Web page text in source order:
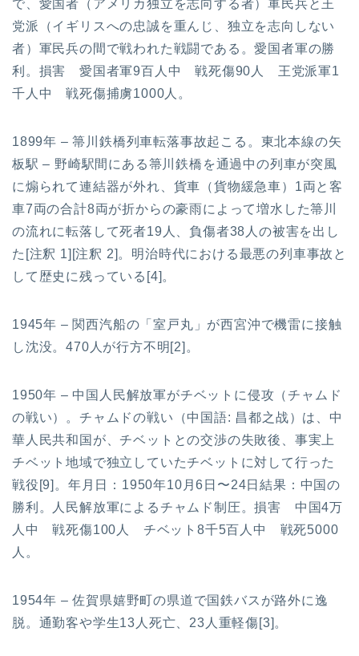
で、愛国者（アメリカ独立を志向する者）軍民兵と王
党派（イギリスへの忠誠を重んじ、独立を志向しない
者）軍民兵の間で戦われた戦闘である。愛国者軍の勝
利。損害 愛国者軍9百人中 戦死傷90人 王党派軍1
千人中 戦死傷捕虜1000人。
1899年 – 箒川鉄橋列車転落事故起こる。東北本線の矢
板駅 – 野崎駅間にある箒川鉄橋を通過中の列車が突風
に煽られて連結器が外れ、貨車（貨物緩急車）1両と客
車7両の合計8両が折からの豪雨によって増水した箒川
の流れに転落して死者19人、負傷者38人の被害を出し
た[注釈 1][注釈 2]。明治時代における最悪の列車事故と
して歴史に残っている[4]。
1945年 – 関西汽船の「室戸丸」が西宮沖で機雷に接触
し沈没。470人が行方不明[2]。
1950年 – 中国人民解放軍がチベットに侵攻（チャムド
の戦い）。チャムドの戦い（中国語: 昌都之战）は、中
華人民共和国が、チベットとの交渉の失敗後、事実上
チベット地域で独立していたチベットに対して行った
戦役[9]。年月日：1950年10月6日〜24日結果：中国の
勝利。人民解放軍によるチャムド制圧。損害 中国4万
人中 戦死傷100人 チベット8千5百人中 戦死5000
人。
1954年 – 佐賀県嬉野町の県道で国鉄バスが路外に逸
脱。通勤客や学生13人死亡、23人重軽傷[3]。